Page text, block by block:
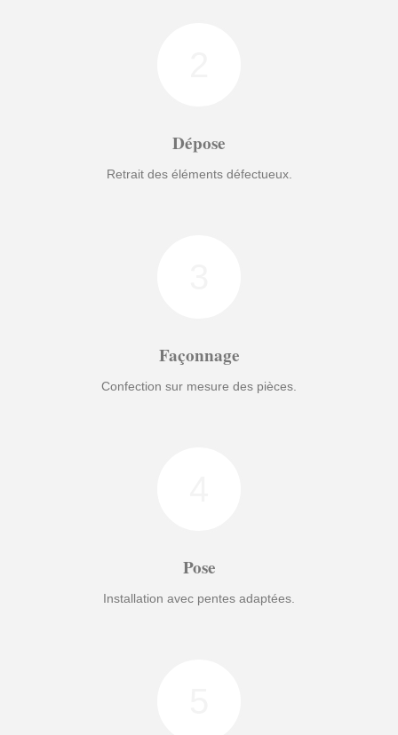
Dépose
Retrait des éléments défectueux.
Façonnage
Confection sur mesure des pièces.
Pose
Installation avec pentes adaptées.